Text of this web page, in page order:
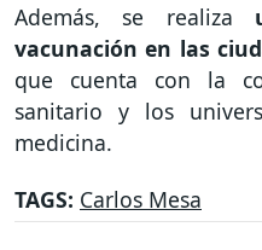
Además, se realiza
vacunación en las
que cuenta con la
sanitario y los
medicina.
TAGS: Carlos Mesa